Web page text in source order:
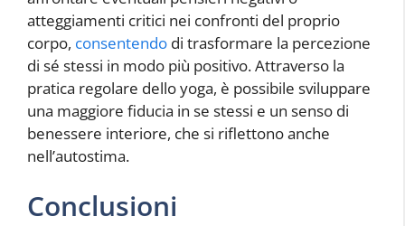
atteggiamenti critici nei confronti del proprio
corpo, consentendo di trasformare la percezione
di sé stessi in modo più positivo. Attraverso la
pratica regolare dello yoga, è possibile sviluppare
una maggiore fiducia in se stessi e un senso di
benessere interiore, che si riflettono anche
nell’autostima.
Conclusioni